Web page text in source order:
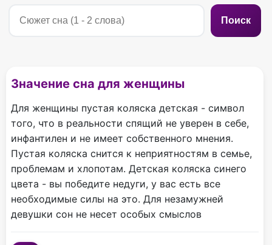
Поиск
Значение сна для женщины
Для женщины пустая коляска детская - символ
того, что в реальности спящий не уверен в себе,
инфантилен и не имеет собственного мнения.
Пустая коляска снится к неприятностям в семье,
проблемам и хлопотам. Детская коляска синего
цвета - вы победите недуги, у вас есть все
необходимые силы на это. Для незамужней
девушки сон не несет особых смыслов